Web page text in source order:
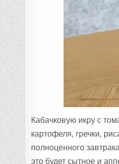
Кабачковую икру с
картофеля, гречки,
полноценного
это будет сытное и